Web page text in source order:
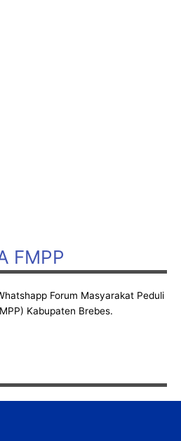
FMPP
Forum Masyarakat Peduli
Kabupaten Brebes.